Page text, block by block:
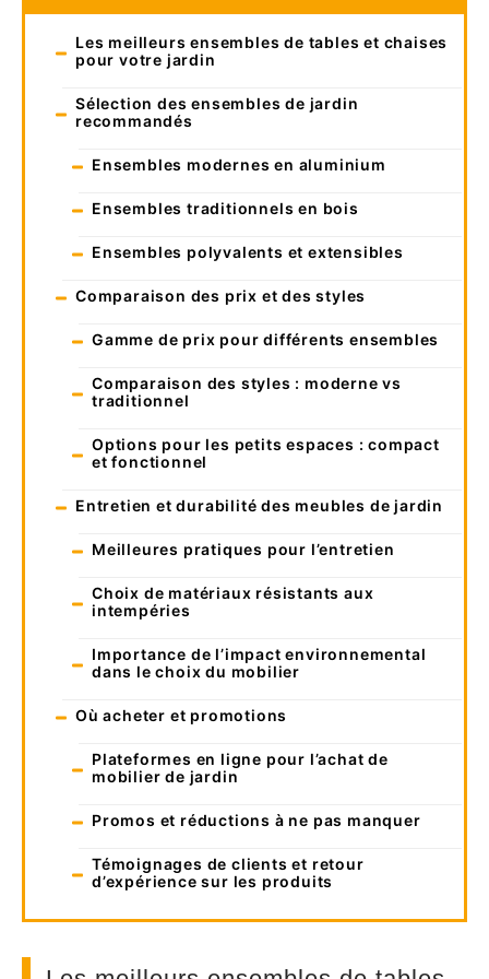
Les meilleurs ensembles de tables et chaises
pour votre jardin
Sélection des ensembles de jardin
recommandés
Ensembles modernes en aluminium
Ensembles traditionnels en bois
Ensembles polyvalents et extensibles
Comparaison des prix et des styles
Gamme de prix pour différents ensembles
Comparaison des styles : moderne vs
traditionnel
Options pour les petits espaces : compact
et fonctionnel
Entretien et durabilité des meubles de jardin
Meilleures pratiques pour l’entretien
Choix de matériaux résistants aux
intempéries
Importance de l’impact environnemental
dans le choix du mobilier
Où acheter et promotions
Plateformes en ligne pour l’achat de
mobilier de jardin
Promos et réductions à ne pas manquer
Témoignages de clients et retour
d’expérience sur les produits